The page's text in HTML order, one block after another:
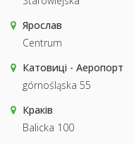
Ярослав
Centrum
Катовиці - Аеропорт
górnośląska 55
Краків
Balicka 100